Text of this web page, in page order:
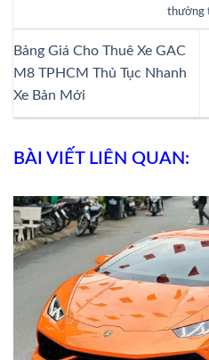
thường
Bảng Giá Cho Thuê Xe GAC
M8 TPHCM Thủ Tục Nhanh
Xe Bản Mới
BÀI VIẾT LIÊN QUAN: